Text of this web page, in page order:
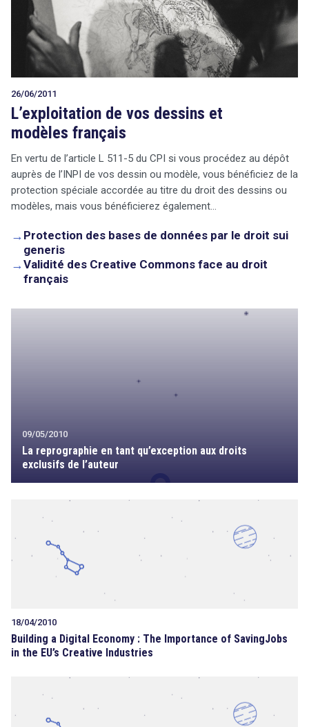
26/06/2011
L’exploitation de vos dessins et
modèles français
En vertu de l’article L 511-5 du CPI si vous procédez au dépôt
auprès de l’INPI de vos dessin ou modèle, vous bénéficiez de la
protection spéciale accordée au titre du droit des dessins ou
modèles, mais vous bénéficierez également…
→ Protection des bases de données par le droit sui
generis
→Validité des Creative Commons face au droit
français
09/05/2010
La reprographie en tant qu’exception aux droits
exclusifs de l’auteur
18/04/2010
Building a Digital Economy : The Importance of SavingJobs
in the EU’s Creative Industries